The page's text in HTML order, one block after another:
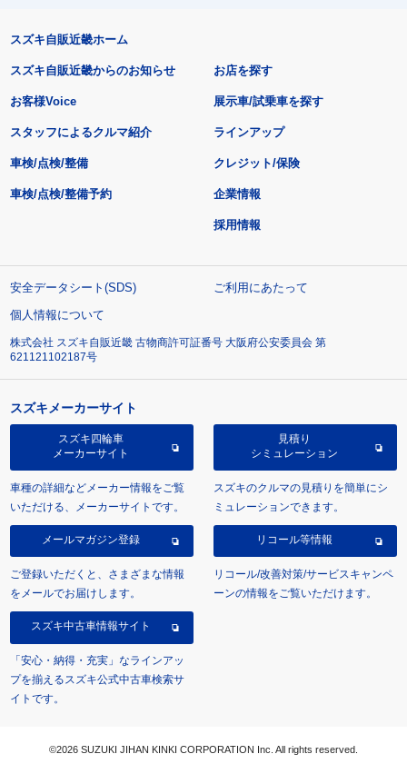
スズキ自販近畿ホーム
スズキ自販近畿からのお知らせ
お客様Voice
スタッフによるクルマ紹介
お店を探す
展示車/試乗車を探す
ラインアップ
車検/点検/整備 クレジット/保険
車検/点検/整備予約 企業情報
採用情報
安全データシート(SDS)
ご利用にあたって
個人情報について
株式会社 スズキ自販近畿 古物商許可証番号 大阪府公安委員会 第
621121102187号
スズキメーカーサイト
スズキ四輪車
メーカーサイト
車種の詳細などメーカー情報をご覧
いただける、メーカーサイトです。
見積り
シミュレーション
スズキのクルマの見積りを簡単にシ
ミュレーションできます。
メールマガジン登録
ご登録いただくと、さまざまな情報
をメールでお届けします。
リコール等情報
リコール/改善対策/サービスキャンペ
ーンの情報をご覧いただけます。
スズキ中古車情報サイト
「安心・納得・充実」なラインアッ
プを揃えるスズキ公式中古車検索サ
イトです。
©2026 SUZUKI JIHAN KINKI CORPORATION Inc. All rights reserved.